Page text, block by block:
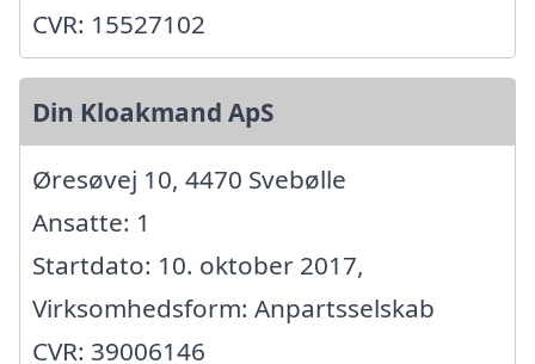
CVR: 15527102
Din Kloakmand ApS
Øresøvej 10, 4470 Svebølle
Ansatte: 1
Startdato: 10. oktober 2017,
Virksomhedsform: Anpartsselskab
CVR: 39006146